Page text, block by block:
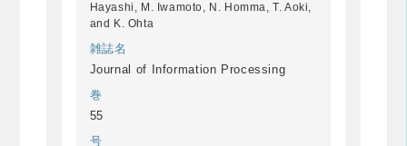
Hayashi, M. Iwamoto, N. Homma, T. Aoki,
and K. Ohta
雑誌名
Journal of Information Processing
巻
55
号